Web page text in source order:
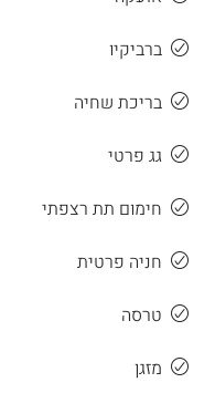
ברביקיו
בריכת שחיה
גג פרטי
חימום תת רצפתי
חניה פרטית
טרסה
מזגן